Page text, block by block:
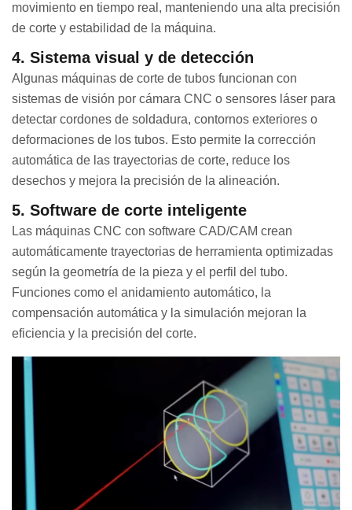
movimiento en tiempo real, manteniendo una alta precisión
de corte y estabilidad de la máquina.
4. Sistema visual y de detección
Algunas máquinas de corte de tubos funcionan con
sistemas de visión por cámara CNC o sensores láser para
detectar cordones de soldadura, contornos exteriores o
deformaciones de los tubos. Esto permite la corrección
automática de las trayectorias de corte, reduce los
desechos y mejora la precisión de la alineación.
5. Software de corte inteligente
Las máquinas CNC con software CAD/CAM crean
automáticamente trayectorias de herramienta optimizadas
según la geometría de la pieza y el perfil del tubo.
Funciones como el anidamiento automático, la
compensación automática y la simulación mejoran la
eficiencia y la precisión del corte.